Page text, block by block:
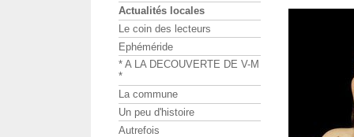
Actualités locales
Le coin des lecteurs
Ephéméride
* A LA DECOUVERTE DE V-M
*
La commune
Un peu d'histoire
Autrefois